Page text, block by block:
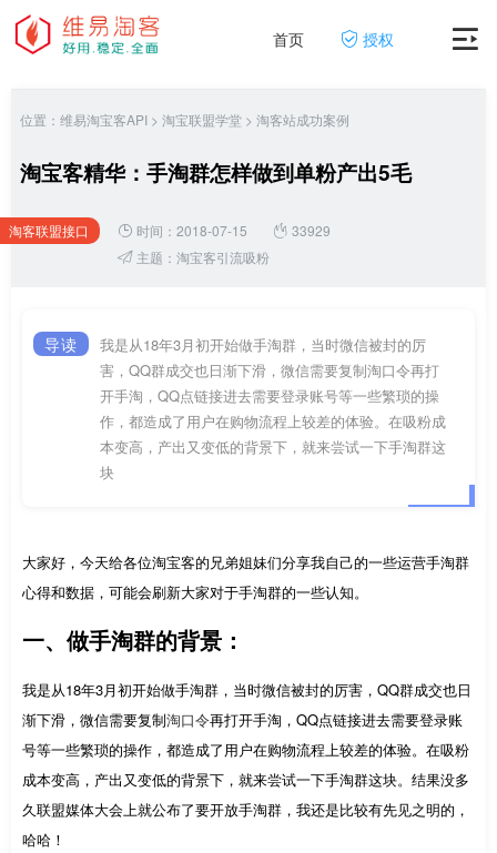
首页 授权
位置： 维易淘宝客API > 淘宝联盟学堂 > 淘客站成功案例
淘宝客精华：手淘群怎样做到单粉产出5毛
淘客联盟接口
时间：2018-07-15
33929
主题： 淘宝客引流吸粉
导读
我是从18年3月初开始做手淘群，当时微信被封的厉
害，QQ群成交也日渐下滑，微信需要复制淘口令再打
开手淘，QQ点链接进去需要登录账号等一些繁琐的操
作，都造成了用户在购物流程上较差的体验。在吸粉成
本变高，产出又变低的背景下，就来尝试一下手淘群这
块
大家好，今天给各位淘宝客的兄弟姐妹们分享我自己的一些运营手淘群
心得和数据，可能会刷新大家对于手淘群的一些认知。
一、做手淘群的背景：
我是从18年3月初开始做手淘群，当时微信被封的厉害，QQ群成交也日
渐下滑，微信需要复制淘口令再打开手淘，QQ点链接进去需要登录账
号等一些繁琐的操作，都造成了用户在购物流程上较差的体验。在吸粉
成本变高，产出又变低的背景下，就来尝试一下手淘群这块。结果没多
久联盟媒体大会上就公布了要开放手淘群，我还是比较有先见之明的，
哈哈！